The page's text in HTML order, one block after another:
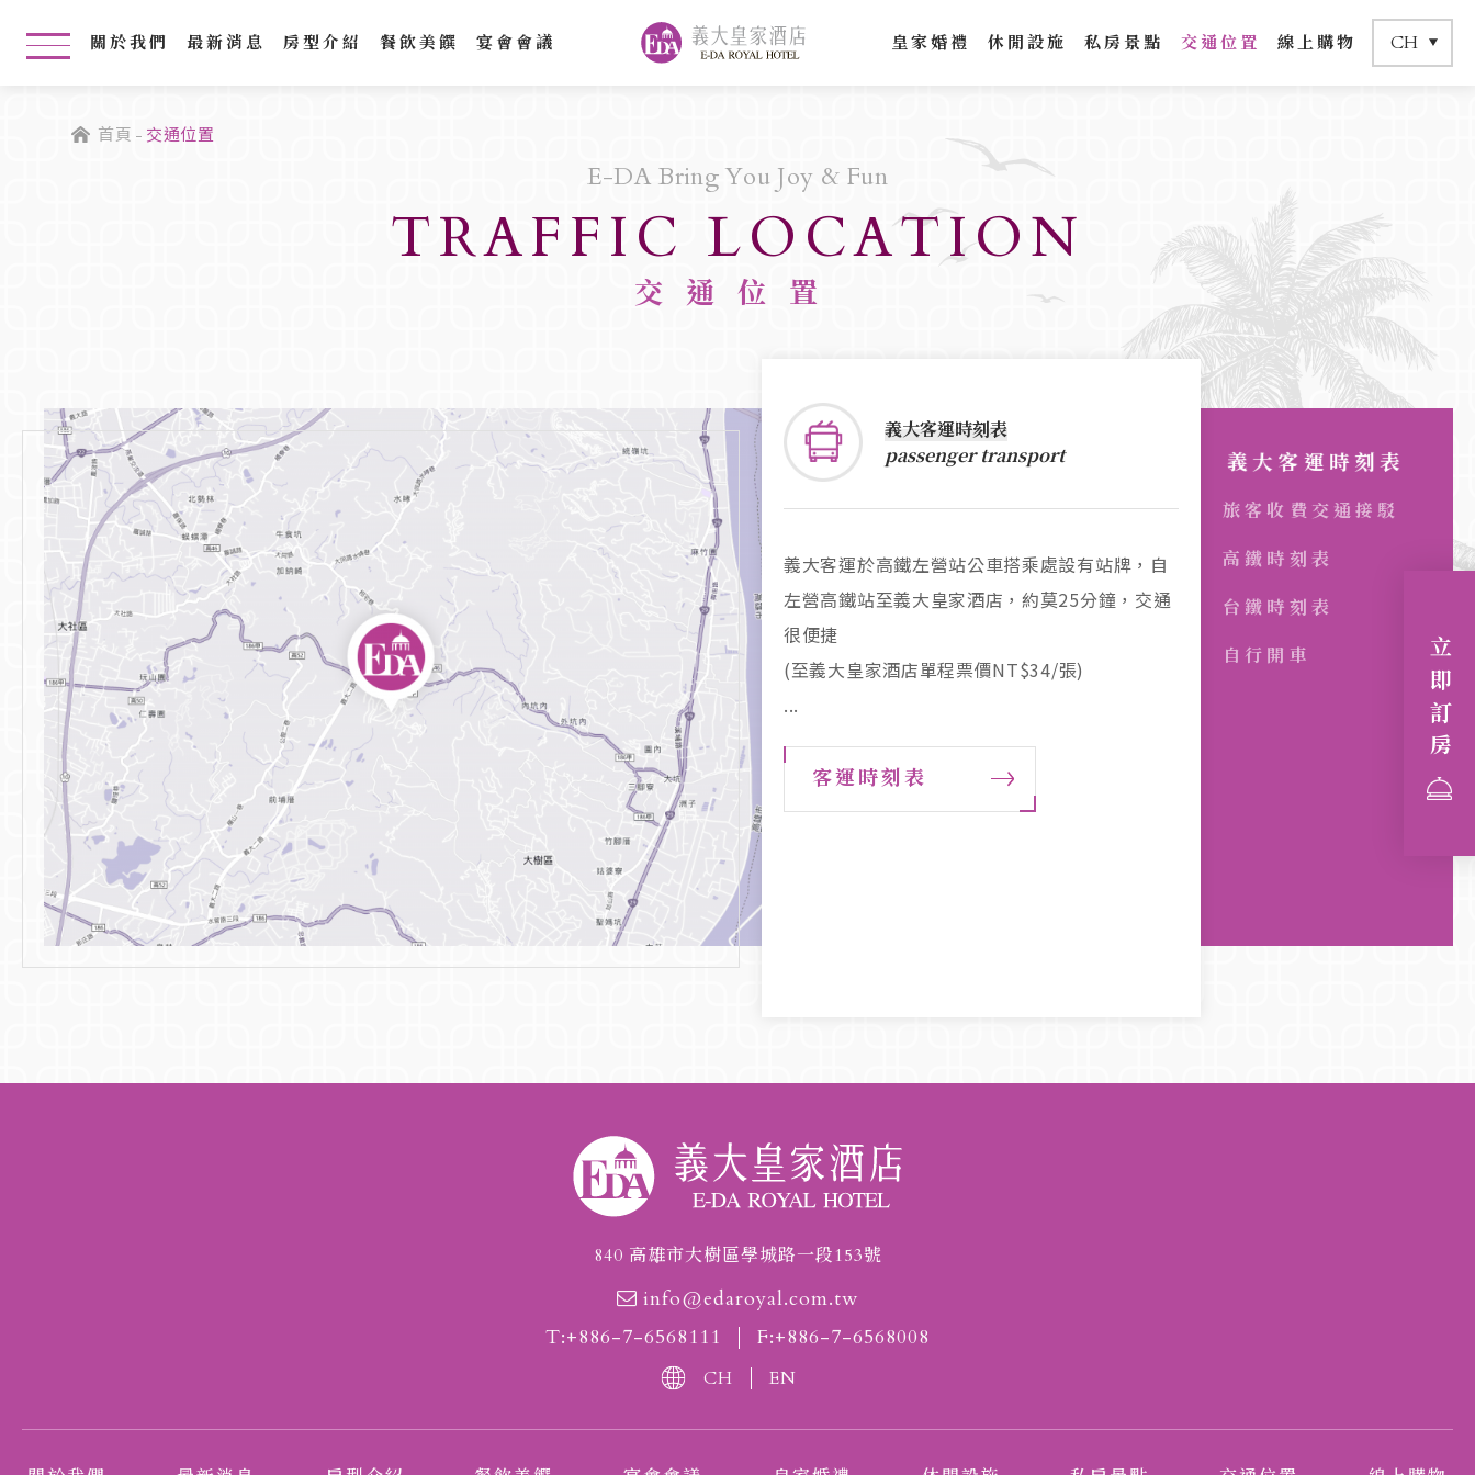
關於我們 最新消息 房型介紹 餐飲美饌 宴會會議 皇家婚禮 休閒設施 私房景點 交通位置 線上購物 CH
首頁 交通位置
E-DA Bring You Joy & Fun
TRAFFIC LOCATION
交通位置
義大客運時刻表
passenger transport
義大客運於高鐵左營站公車搭乘處設有站牌，自
左營高鐵站至義大皇家酒店，約莫25分鐘，交通
很便捷
(至義大皇家酒店單程票價NT$34/張)
...
客運時刻表
旅客收費交通接駁
全程接駁車種皆是7人座廂型車，需提前5日
預約，收費如下
義大皇家酒店<->左營高鐵站 單程車資
NT$1,200
義大皇家酒店<->小港機場 單程車資
NT$1,500
高鐵時刻表
TAIWAN HIGH SPEED RAIL
義大客運於高鐵左營站公車站牌
站牌號碼8501
【左營高鐵站→義大世界】
乘車處：高鐵2號出口下，公車亭5號站牌
高鐵時刻表
台鐵時刻表
TAIWAN RAILWAY
台鐵時刻表
自行開車
DRIVING CAR
國道1號 中山高速公路
鼎金交流道 → 國道10號往仁武方向 → 下仁武交
流道 → 至186線(水管路) →接高52線(義大二路)
→ 學城路一段，即可至義大世界。
義大客運時刻表
旅客收費交通接駁
高鐵時刻表
台鐵時刻表
自行開車
840 高雄市大樹區學城路一段153號
info@edaroyal.com.tw
T:+886-7-6568111
F:+886-7-6568008
CH EN
立即訂房